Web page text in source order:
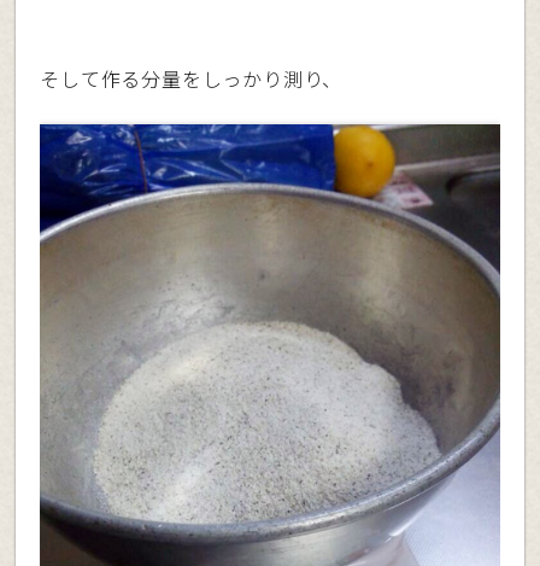
そして作る分量をしっかり測り、